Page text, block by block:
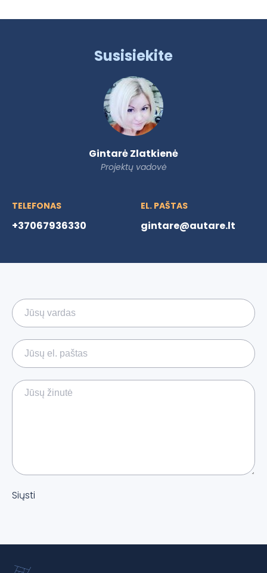
Susisiekite
Gintarė Zlatkienė
Projektų vadovė
TELEFONAS
+37067936330
EL. PAŠTAS
gintare@autare.lt
Siųsti